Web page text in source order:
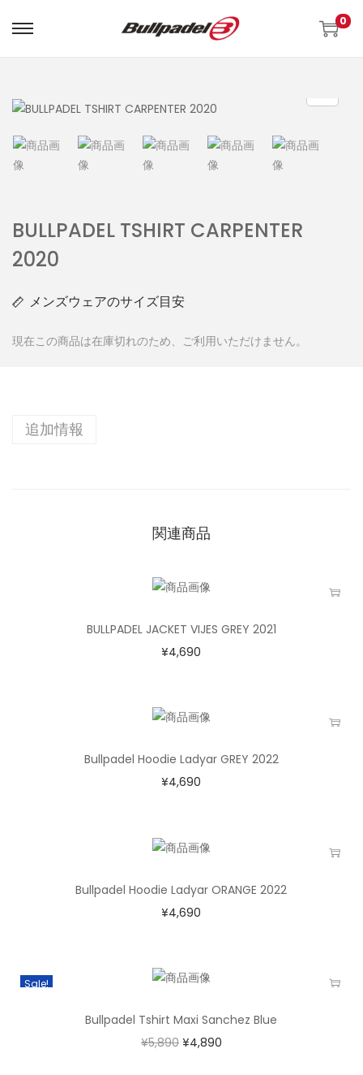
0
BULLPADEL TSHIRT CARPENTER
2020
メンズウェアのサイズ目安
現在この商品は在庫切れのため、ご利用いただけません。
追加情報
関連商品
BULLPADEL JACKET VIJES GREY 2021
¥4,690
Bullpadel Hoodie Ladyar GREY 2022
¥4,690
Bullpadel Hoodie Ladyar ORANGE 2022
¥4,690
Sale!
Bullpadel Tshirt Maxi Sanchez Blue
¥5,890 ¥4,890